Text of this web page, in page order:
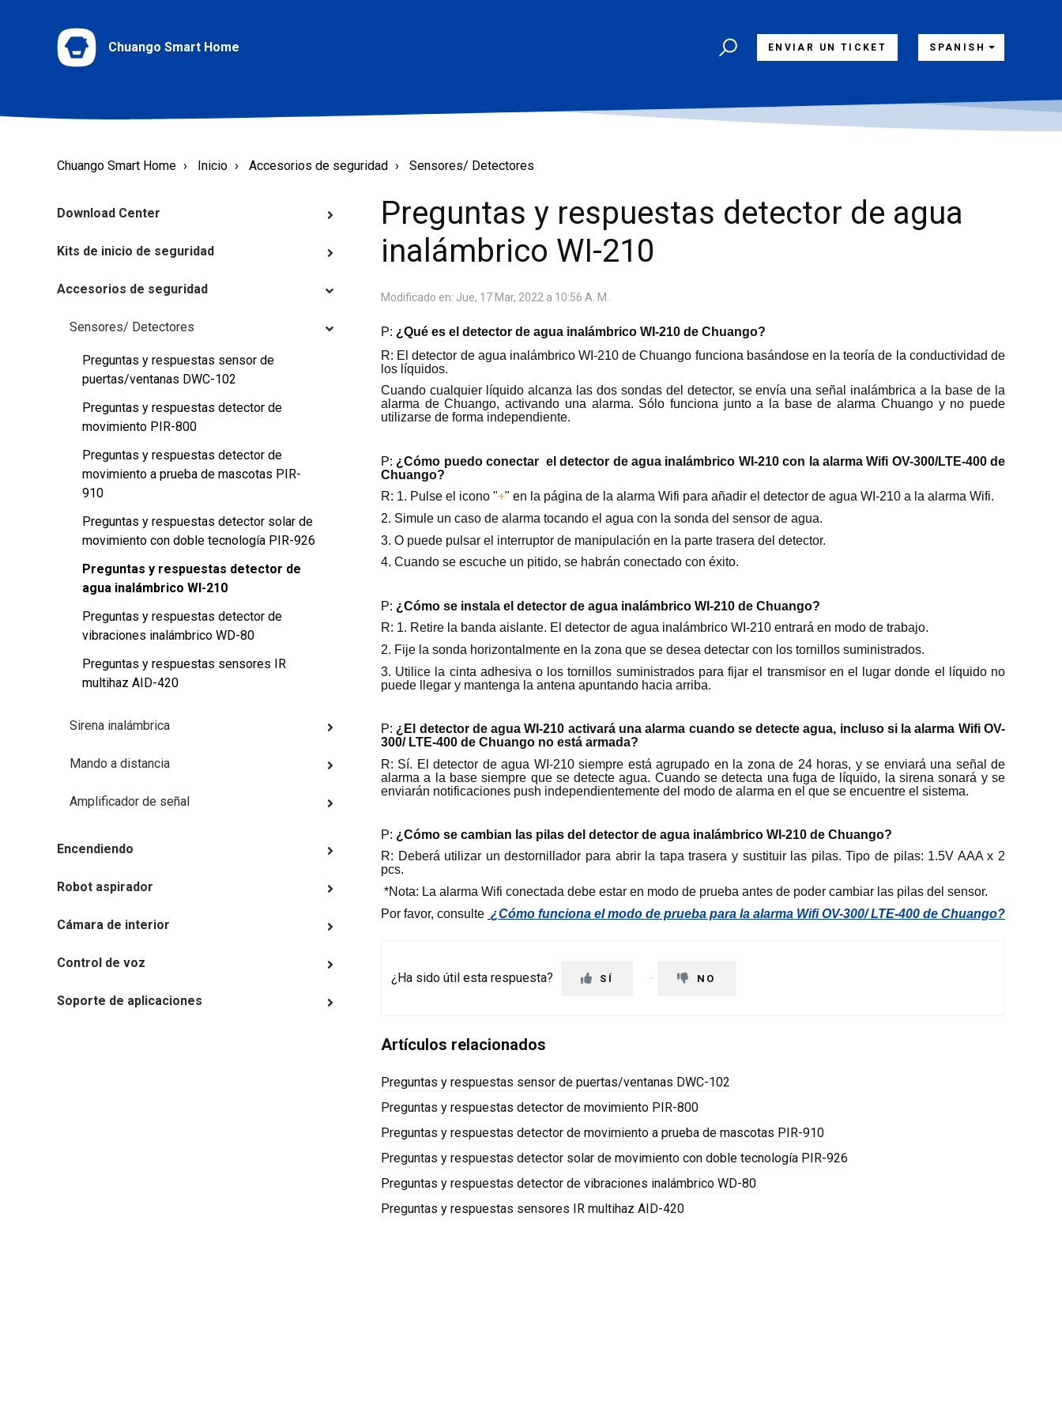
Chuango Smart Home ENVIAR UN TICKET SPANISH
Chuango Smart Home Inicio Accesorios de seguridad Sensores/ Detectores
Download Center
Kits de inicio de seguridad
Accesorios de seguridad
Sensores/ Detectores
Preguntas y respuestas sensor de
puertas/ventanas DWC-102
Preguntas y respuestas detector de
movimiento PIR-800
Preguntas y respuestas detector de
movimiento a prueba de mascotas PIR-
910
Preguntas y respuestas detector solar de
movimiento con doble tecnología PIR-926
Preguntas y respuestas detector de
agua inalámbrico WI-210
Preguntas y respuestas detector de
vibraciones inalámbrico WD-80
Preguntas y respuestas sensores IR
multihaz AID-420
Sirena inalámbrica
Mando a distancia
Amplificador de señal
Encendiendo
Robot aspirador
Cámara de interior
Control de voz
Soporte de aplicaciones
Preguntas y respuestas detector de agua
inalámbrico WI-210
Modificado en: Jue, 17 Mar, 2022 a 10:56 A. M.
P: ¿Qué es el detector de agua inalámbrico WI-210 de Chuango?
R: El detector de agua inalámbrico WI-210 de Chuango funciona basándose en la teoría de la conductividad de
los líquidos.
Cuando cualquier líquido alcanza las dos sondas del detector, se envía una señal inalámbrica a la base de la
alarma de Chuango, activando una alarma. Sólo funciona junto a la base de alarma Chuango y no puede
utilizarse de forma independiente.
P: ¿Cómo puedo conectar el detector de agua inalámbrico WI-210 con la alarma Wifi OV-300/LTE-400 de
Chuango?
R: 1. Pulse el icono "+" en la página de la alarma Wifi para añadir el detector de agua WI-210 a la alarma Wifi.
2. Simule un caso de alarma tocando el agua con la sonda del sensor de agua.
3. O puede pulsar el interruptor de manipulación en la parte trasera del detector.
4. Cuando se escuche un pitido, se habrán conectado con éxito.
P: ¿Cómo se instala el detector de agua inalámbrico WI-210 de Chuango?
R: 1. Retire la banda aislante. El detector de agua inalámbrico WI-210 entrará en modo de trabajo.
2. Fije la sonda horizontalmente en la zona que se desea detectar con los tornillos suministrados.
3. Utilice la cinta adhesiva o los tornillos suministrados para fijar el transmisor en el lugar donde el líquido no
puede llegar y mantenga la antena apuntando hacia arriba.
P: ¿El detector de agua WI-210 activará una alarma cuando se detecte agua, incluso si la alarma Wifi OV-
300/ LTE-400 de Chuango no está armada?
R: Sí. El detector de agua WI-210 siempre está agrupado en la zona de 24 horas, y se enviará una señal de
alarma a la base siempre que se detecte agua. Cuando se detecta una fuga de líquido, la sirena sonará y se
enviarán notificaciones push independientemente del modo de alarma en el que se encuentre el sistema.
P: ¿Cómo se cambian las pilas del detector de agua inalámbrico WI-210 de Chuango?
R: Deberá utilizar un destornillador para abrir la tapa trasera y sustituir las pilas. Tipo de pilas: 1.5V AAA x 2
pcs.
*Nota: La alarma Wifi conectada debe estar en modo de prueba antes de poder cambiar las pilas del sensor.
Por favor, consulte ¿Cómo funciona el modo de prueba para la alarma Wifi OV-300/ LTE-400 de Chuango?
¿Ha sido útil esta respuesta? SÍ NO
Artículos relacionados
Preguntas y respuestas sensor de puertas/ventanas DWC-102
Preguntas y respuestas detector de movimiento PIR-800
Preguntas y respuestas detector de movimiento a prueba de mascotas PIR-910
Preguntas y respuestas detector solar de movimiento con doble tecnología PIR-926
Preguntas y respuestas detector de vibraciones inalámbrico WD-80
Preguntas y respuestas sensores IR multihaz AID-420